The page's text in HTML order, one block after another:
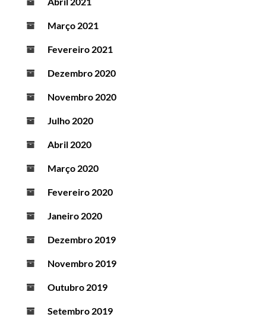
Março 2021
Fevereiro 2021
Dezembro 2020
Novembro 2020
Julho 2020
Abril 2020
Março 2020
Fevereiro 2020
Janeiro 2020
Dezembro 2019
Novembro 2019
Outubro 2019
Setembro 2019